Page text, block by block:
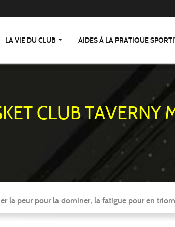
LA VIE DU CLUB AIDES À LA PRATIQUE
CLUB TAVERNY
la peur pour la dominer, la fatigue pour en